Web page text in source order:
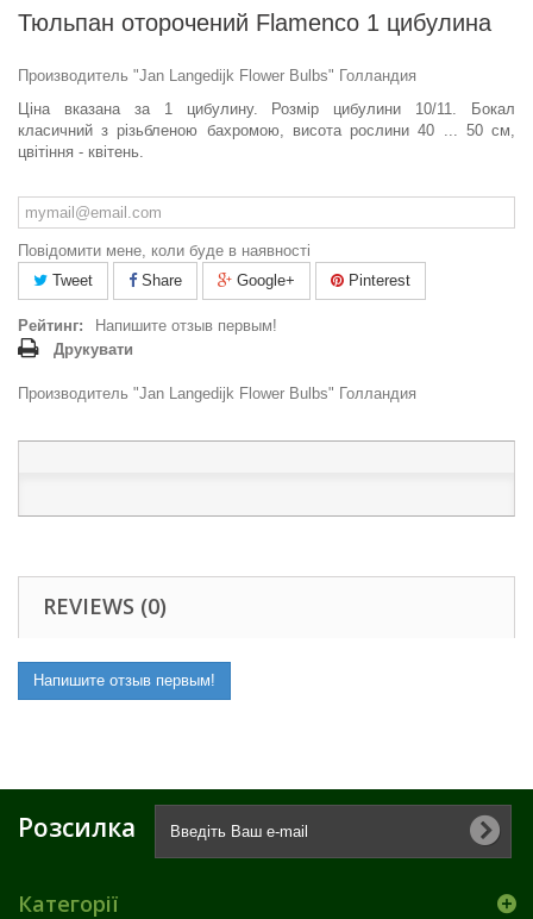
Тюльпан оторочений Flamenco 1 цибулина
Производитель "Jan Langedijk Flower Bulbs" Голландия
Ціна вказана за 1 цибулину. Розмір цибулини 10/11. Бокал
класичний з різьбленою бахромою, висота рослини 40 ... 50 см,
цвітіння - квітень.
Повідомити мене, коли буде в наявності
Tweet
Share Google+ Pinterest
Рейтинг:
Напишите отзыв первым!
Друкувати
Производитель "Jan Langedijk Flower Bulbs" Голландия
REVIEWS (0)
Напишите отзыв первым!
Розсилка
Категорії